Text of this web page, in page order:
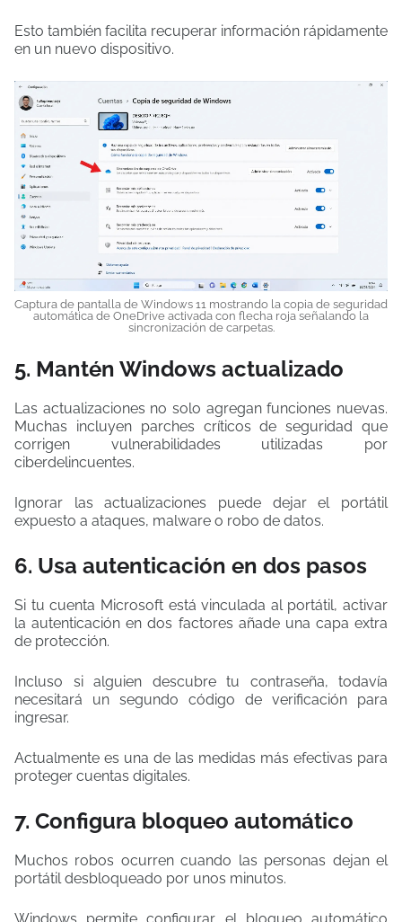
Esto también facilita recuperar información rápidamente
en un nuevo dispositivo.
Captura de pantalla de Windows 11 mostrando la copia de seguridad
automática de OneDrive activada con flecha roja señalando la
sincronización de carpetas.
5. Mantén Windows actualizado
Las actualizaciones no solo agregan funciones nuevas.
Muchas incluyen parches críticos de seguridad que
corrigen vulnerabilidades utilizadas por
ciberdelincuentes.
Ignorar las actualizaciones puede dejar el portátil
expuesto a ataques, malware o robo de datos.
6. Usa autenticación en dos pasos
Si tu cuenta Microsoft está vinculada al portátil, activar
la autenticación en dos factores añade una capa extra
de protección.
Incluso si alguien descubre tu contraseña, todavía
necesitará un segundo código de verificación para
ingresar.
Actualmente es una de las medidas más efectivas para
proteger cuentas digitales.
7. Configura bloqueo automático
Muchos robos ocurren cuando las personas dejan el
portátil desbloqueado por unos minutos.